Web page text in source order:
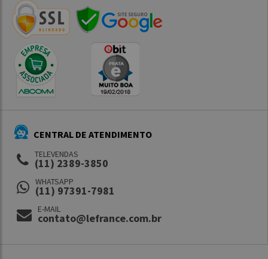
CENTRAL DE ATENDIMENTO
TELEVENDAS
(11) 2389-3850
WHATSAPP
(11) 97391-7981
E-MAIL
contato@lefrance.com.br